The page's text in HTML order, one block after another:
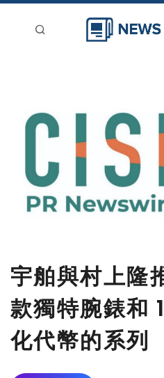
登入
宇舶與村上隆
款獨特腕錶和
化代幣的系列